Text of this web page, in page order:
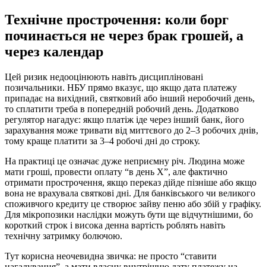
Технічне прострочення: коли борг
починається не через брак грошей, а
через календар
Цей ризик недооцінюють навіть дисципліновані
позичальники. НБУ прямо вказує, що якщо дата платежу
припадає на вихідний, святковий або інший неробочий день,
то сплатити треба в попередній робочий день. Додатково
регулятор нагадує: якщо платіж іде через інший банк, його
зарахування може тривати від миттєвого до 2–3 робочих днів,
тому краще платити за 3–4 робочі дні до строку.
На практиці це означає дуже неприємну річ. Людина може
мати гроші, провести оплату “в день Х”, але фактично
отримати прострочення, якщо переказ дійде пізніше або якщо
вона не врахувала святкові дні. Для банківського чи великого
споживчого кредиту це створює зайву пеню або збій у графіку.
Для мікропозики наслідки можуть бути ще відчутнішими, бо
короткий строк і висока денна вартість роблять навіть
технічну затримку болючою.
Тут корисна неочевидна звичка: не просто “ставити